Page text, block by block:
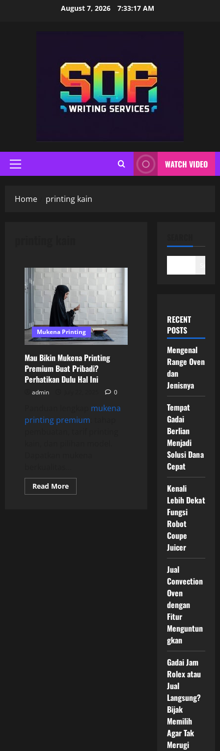
August 7, 2026 7:33:18 AM
Primary
Menu
WATCH VIDEO
Home printing kain
Mukena Printing
Mau Bikin Mukena Printing
Premium Buat Pribadi?
Perhatikan Dulu Hal Ini
admin 0
mukena
printing premium
Read MoreRead
more
RECENT
POSTS
Mengenal
Range Oven
dan
Jenisnya
Tempat
Gadai
Berlian
Menjadi
Solusi Dana
Cepat
Kenali
Lebih Dekat
Fungsi
Robot
Coupe
Juicer
Jual
Convection
Oven
dengan
Fitur
Menguntun
gkan
Gadai Jam
Rolex atau
Jual
Langsung?
Bijak
Memilih
Agar Tak
Merugi